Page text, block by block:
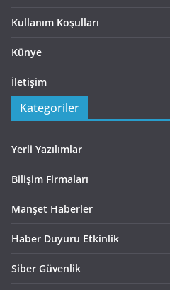
Kullanım Koşulları
Künye
İletişim
Kategoriler
Yerli Yazılımlar
Bilişim Firmaları
Manşet Haberler
Haber Duyuru Etkinlik
Siber Güvenlik